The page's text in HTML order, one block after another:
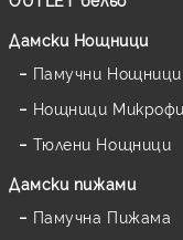
Дамски Нощници
Памучни Нощници
Нощници
Тюлени Нощници
Дамски пижами
Памучна Пижама